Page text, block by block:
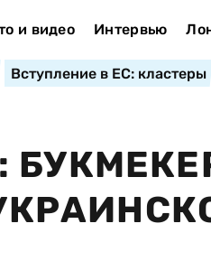
и видео Интервью
Вступление в ЕС: кластеры